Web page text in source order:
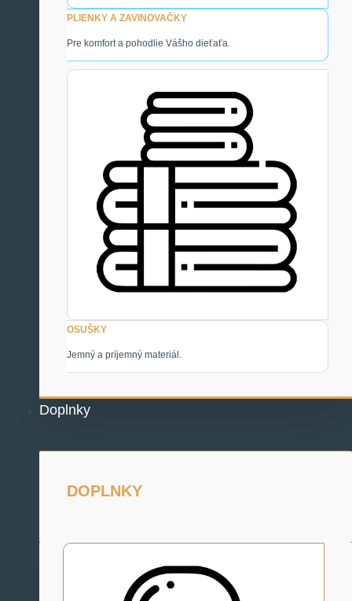
PLIENKY A ZAVINOVAČKY
Pre komfort a pohodlie Vášho dieťaťa.
OSUŠKY
Jemný a príjemný materiál.
Doplnky
DOPLNKY